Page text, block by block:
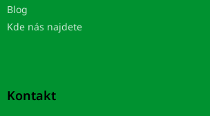
Blog
Kde nás najdete
Kontakt